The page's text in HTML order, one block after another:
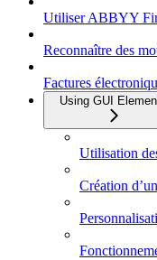
Utiliser ABBYY
Reconnaître des
Factures
Using GUI
Utilisation
Création